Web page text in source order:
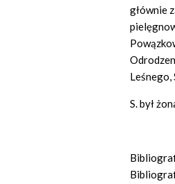
głównie
S. był